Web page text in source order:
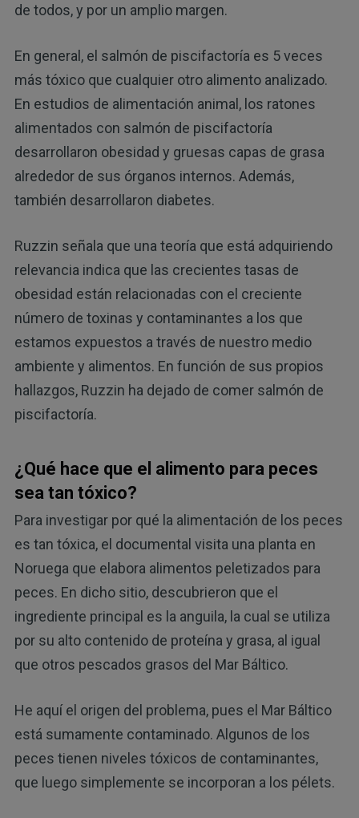
de todos, y por un amplio margen.
En general, el salmón de piscifactoría es 5 veces
más tóxico que cualquier otro alimento analizado.
En estudios de alimentación animal, los ratones
alimentados con salmón de piscifactoría
desarrollaron obesidad y gruesas capas de grasa
alrededor de sus órganos internos. Además,
también desarrollaron diabetes.
Ruzzin señala que una teoría que está adquiriendo
relevancia indica que las crecientes tasas de
obesidad están relacionadas con el creciente
número de toxinas y contaminantes a los que
estamos expuestos a través de nuestro medio
ambiente y alimentos. En función de sus propios
hallazgos, Ruzzin ha dejado de comer salmón de
piscifactoría.
¿Qué hace que el alimento para peces
sea tan tóxico?
Para investigar por qué la alimentación de los peces
es tan tóxica, el documental visita una planta en
Noruega que elabora alimentos peletizados para
peces. En dicho sitio, descubrieron que el
ingrediente principal es la anguila, la cual se utiliza
por su alto contenido de proteína y grasa, al igual
que otros pescados grasos del Mar Báltico.
He aquí el origen del problema, pues el Mar Báltico
está sumamente contaminado. Algunos de los
peces tienen niveles tóxicos de contaminantes,
que luego simplemente se incorporan a los pélets.